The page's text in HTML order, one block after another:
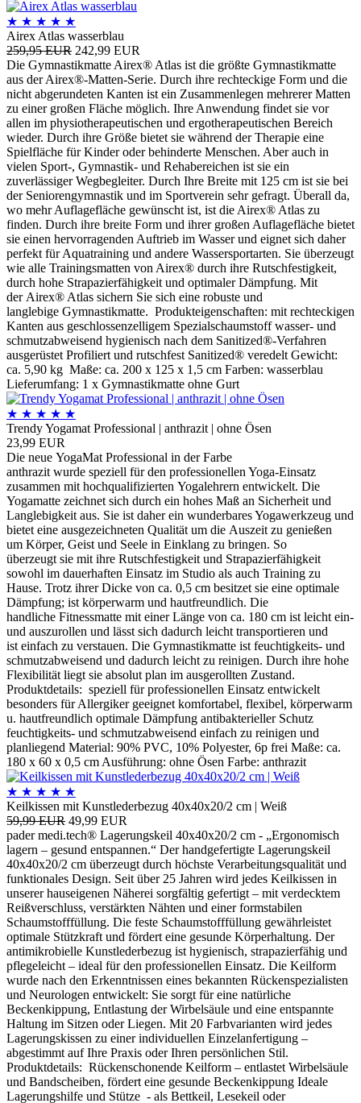
★ ★ ★ ★ ★
Airex Atlas wasserblau
259,95 EUR 242,99 EUR
Die Gymnastikmatte Airex® Atlas ist die größte Gymnastikmatte
aus der Airex®-Matten-Serie. Durch ihre rechteckige Form und die
nicht abgerundeten Kanten ist ein Zusammenlegen mehrerer Matten
zu einer großen Fläche möglich. Ihre Anwendung findet sie vor
allen im physiotherapeutischen und ergotherapeutischen Bereich
wieder. Durch ihre Größe bietet sie während der Therapie eine
Spielfläche für Kinder oder behinderte Menschen. Aber auch in
vielen Sport-, Gymnastik- und Rehabereichen ist sie ein
zuverlässiger Wegbegleiter. Durch Ihre Breite mit 125 cm ist sie bei
der Seniorengymnastik und im Sportverein sehr gefragt. Überall da,
wo mehr Auflagefläche gewünscht ist, ist die Airex® Atlas zu
finden. Durch ihre breite Form und ihrer großen Auflagefläche bietet
sie einen hervorragenden Auftrieb im Wasser und eignet sich daher
perfekt für Aquatraining und andere Wassersportarten. Sie überzeugt
wie alle Trainingsmatten von Airex® durch ihre Rutschfestigkeit,
durch hohe Strapazierfähigkeit und optimaler Dämpfung. Mit
der Airex® Atlas sichern Sie sich eine robuste und
langlebige Gymnastikmatte. Produkteigenschaften: mit rechteckigen
Kanten aus geschlossenzelligem Spezialschaumstoff wasser- und
schmutzabweisend hygienisch nach dem Sanitized®-Verfahren
ausgerüstet Profiliert und rutschfest Sanitized® veredelt Gewicht:
ca. 5,90 kg Maße: ca. 200 x 125 x 1,5 cm Farben: wasserblau
Lieferumfang: 1 x Gymnastikmatte ohne Gurt
★ ★ ★ ★ ★
Trendy Yogamat Professional | anthrazit | ohne Ösen
23,99 EUR
Die neue YogaMat Professional in der Farbe
anthrazit wurde speziell für den professionellen Yoga-Einsatz
zusammen mit hochqualifizierten Yogalehrern entwickelt. Die
Yogamatte zeichnet sich durch ein hohes Maß an Sicherheit und
Langlebigkeit aus. Sie ist daher ein wunderbares Yogawerkzeug und
bietet eine ausgezeichneten Qualität um die Auszeit zu genießen
um Körper, Geist und Seele in Einklang zu bringen. So
überzeugt sie mit ihre Rutschfestigkeit und Strapazierfähigkeit
sowohl im dauerhaften Einsatz im Studio als auch Training zu
Hause. Trotz ihrer Dicke von ca. 0,5 cm besitzet sie eine optimale
Dämpfung; ist körperwarm und hautfreundlich. Die
handliche Fitnessmatte mit einer Länge von ca. 180 cm ist leicht ein-
und auszurollen und lässt sich dadurch leicht transportieren und
ist einfach zu verstauen. Die Gymnastikmatte ist feuchtigkeits- und
schmutzabweisend und dadurch leicht zu reinigen. Durch ihre hohe
Flexibilität liegt sie absolut plan im ausgerollten Zustand.
Produktdetails: speziell für professionellen Einsatz entwickelt
besonders für Allergiker geeignet komfortabel, flexibel, körperwarm
u. hautfreundlich optimale Dämpfung antibakterieller Schutz
feuchtigkeits- und schmutzabweisend einfach zu reinigen und
planliegend Material: 90% PVC, 10% Polyester, 6p frei Maße: ca.
180 x 60 x 0,5 cm Ausführung: ohne Ösen Farbe: anthrazit
★ ★ ★ ★ ★
Keilkissen mit Kunstlederbezug 40x40x20/2 cm | Weiß
59,99 EUR 49,99 EUR
pader medi.tech® Lagerungskeil 40x40x20/2 cm - „Ergonomisch
lagern – gesund entspannen.“ Der handgefertigte Lagerungskeil
40x40x20/2 cm überzeugt durch höchste Verarbeitungsqualität und
funktionales Design. Seit über 25 Jahren wird jedes Keilkissen in
unserer hauseigenen Näherei sorgfältig gefertigt – mit verdecktem
Reißverschluss, verstärkten Nähten und einer formstabilen
Schaumstofffüllung. Die feste Schaumstofffüllung gewährleistet
optimale Stützkraft und fördert eine gesunde Körperhaltung. Der
antimikrobielle Kunstlederbezug ist hygienisch, strapazierfähig und
pflegeleicht – ideal für den professionellen Einsatz. Die Keilform
wurde nach den Erkenntnissen eines bekannten Rückenspezialisten
und Neurologen entwickelt: Sie sorgt für eine natürliche
Beckenkippung, Entlastung der Wirbelsäule und eine entspannte
Haltung im Sitzen oder Liegen. Mit 20 Farbvarianten wird jedes
Lagerungskissen zu einer individuellen Einzelanfertigung –
abgestimmt auf Ihre Praxis oder Ihren persönlichen Stil.
Produktdetails: Rückenschonende Keilform – entlastet Wirbelsäule
und Bandscheiben, fördert eine gesunde Beckenkippung Ideale
Lagerungshilfe und Stütze - als Bettkeil, Lesekeil oder